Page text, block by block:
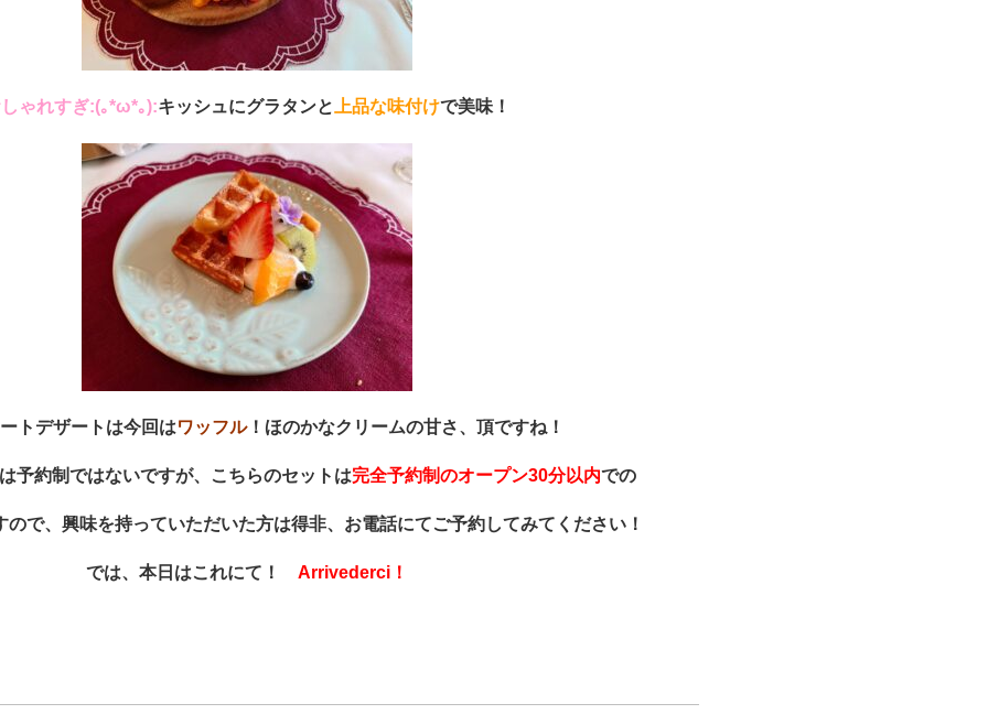
ゃれすぎ:(｡*ω*｡):キッシュにグラタンと 上品な味付けで美味！
トデザートは今回はワッフル！ほのかなクリームの甘さ、頂ですね！
予約制ではないですが、こちらのセットは完全予約制のオープン30分以内での
ので、興味を持っていただいた方は得非、お電話にてご予約してみてください！
では、本日はこれにて！ Arrivederci！